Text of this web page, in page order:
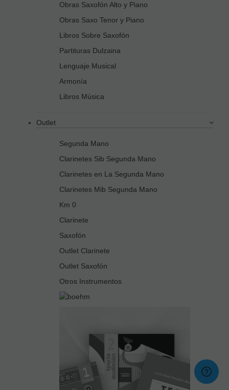
Obras Saxofón Alto y Piano
Obras Saxo Tenor y Piano
Libros Sobre Saxofón
Partituras Dulzaina
Lenguaje Musical
Armonía
Libros Música
Outlet
Segunda Mano
Clarinetes Sib Segunda Mano
Clarinetes en La Segunda Mano
Clarinetes Mib Segunda Mano
Km 0
Clarinete
Saxofón
Outlet Clarinete
Outlet Saxofón
Otros Instrumentos